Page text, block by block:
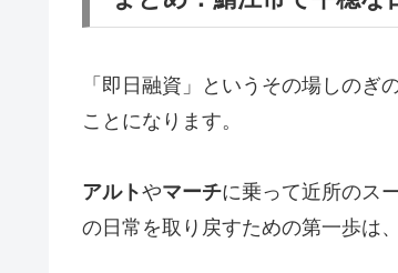
「即日融資」というその場しの
ことになります。
アルトやマーチに乗って近所のス
の日常を取り戻すための第一歩は